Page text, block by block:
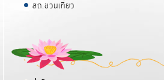
สถ.ชวนเที่ยว